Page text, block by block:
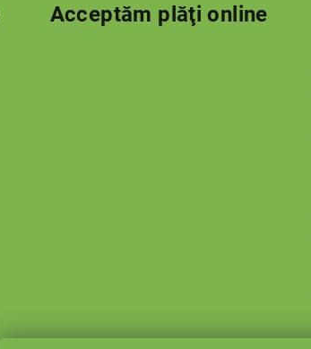
Acceptăm plăţi online